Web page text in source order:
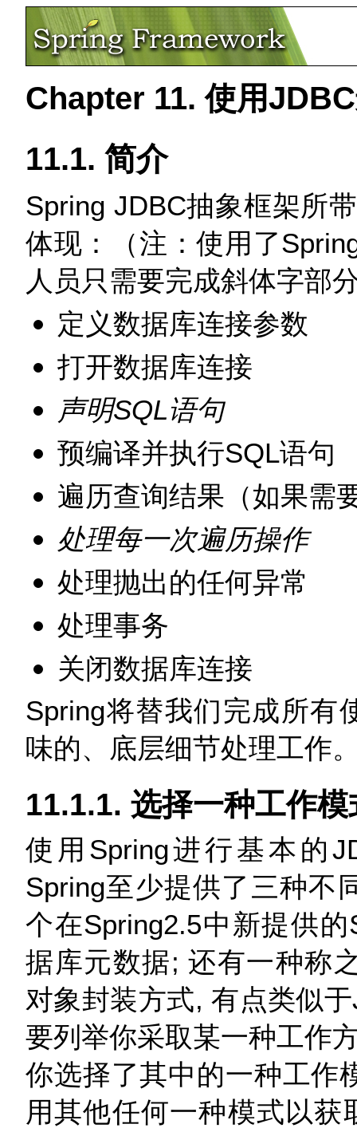
Chapter 11. 使用
11.1. 简介
Spring JDBC抽象框架所
体现：（注：使用了
人员只需要完成斜体字部
定义数据库连接参数
打开数据库连接
声明SQL语句
预编译并执行SQL语句
遍历查询结果（如果需
处理每一次遍历操作
处理抛出的任何异常
处理事务
关闭数据库连接
Spring将替我们完成所有
味的、底层细节处理工作
11.1.1. 选择一种工作模
使用Spring进行基本的
Spring至少提供了三种不
个在Spring2.5中新提供
据库元数据; 还有一种称
对象封装方式, 有点类似
要列举你采取某一种工作
你选择了其中的一种工作
用其他任何一种模式以